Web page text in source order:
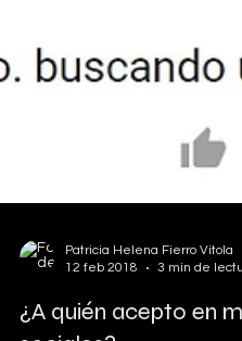
Patricia Helena Fierro Vitola
12 feb 2018